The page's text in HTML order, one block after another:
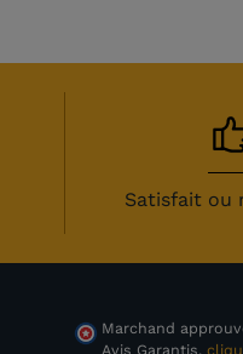
Satisfait ou
Marchand
Avis Garantis,